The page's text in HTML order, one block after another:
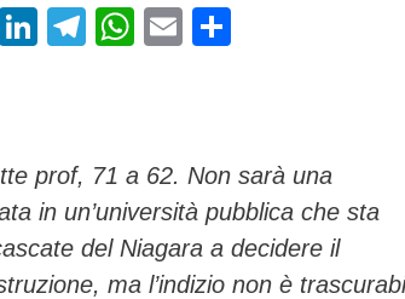
T
Li
dI
n
T
a
m
W
A
p
p
E
vi
di
prof, 71 a 62. Non sarà una
in un’università pubblica che sta
del Niagara a decidere il
ma l’indizio non è